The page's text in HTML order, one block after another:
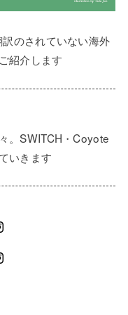
のされていない海外
紹介します
。SWITCH・Coyote
いきます